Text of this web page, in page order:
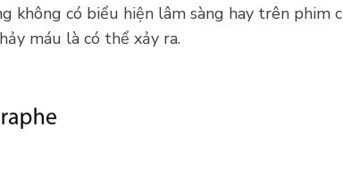
có biểu hiện lâm sàng hay trên phim
máu là có thể xảy ra.